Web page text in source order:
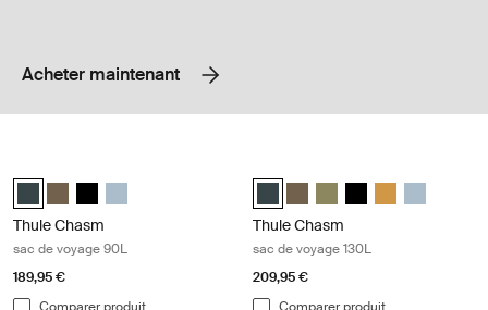
Acheter maintenant
Thule Chasm 90L duffel Bleu le plus foncé (selected)
Thule Chasm 90L duffel Kaki rofond
Thule Chasm 90L duffel Noir
Thule Chasm 90L duffel Gris étang
Thule Chasm
sac de voyage 90L
189,95 €
Thule Chasm 130L duffel Bleu le
Thule Chasm 130L duffel
Thule Chasm 130L duffel
Thule Chasm 130L
Thule Chasm
Thule
Thule Chasm
sac de voyage 130L
209,95 €